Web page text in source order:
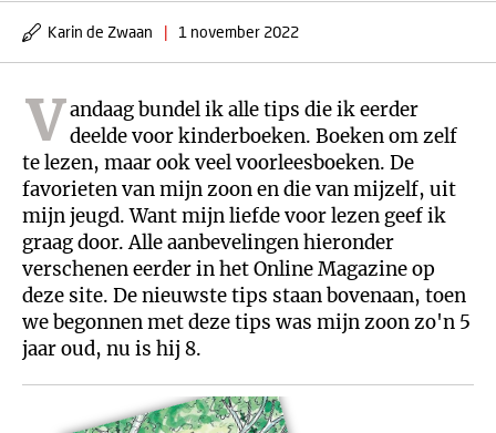
Karin de Zwaan | 1 november 2022
Vandaag bundel ik alle tips die ik eerder
deelde voor kinderboeken. Boeken om zelf
te lezen, maar ook veel voorleesboeken. De
favorieten van mijn zoon en die van mijzelf, uit
mijn jeugd. Want mijn liefde voor lezen geef ik
graag door. Alle aanbevelingen hieronder
verschenen eerder in het Online Magazine op
deze site. De nieuwste tips staan bovenaan, toen
we begonnen met deze tips was mijn zoon zo'n 5
jaar oud, nu is hij 8.